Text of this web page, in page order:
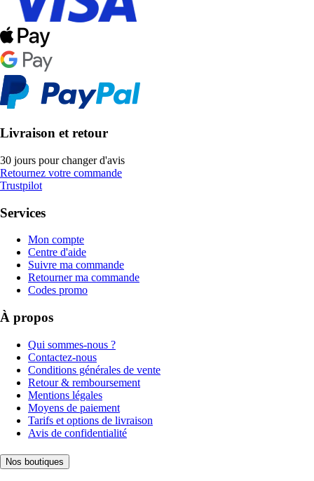
Livraison et retour
30 jours pour changer d'avis
Retournez votre commande
Trustpilot
Services
Mon compte
Centre d'aide
Suivre ma commande
Retourner ma commande
Codes promo
À propos
Qui sommes-nous ?
Contactez-nous
Conditions générales de vente
Retour & remboursement
Mentions légales
Moyens de paiement
Tarifs et options de livraison
Avis de confidentialité
Nos boutiques